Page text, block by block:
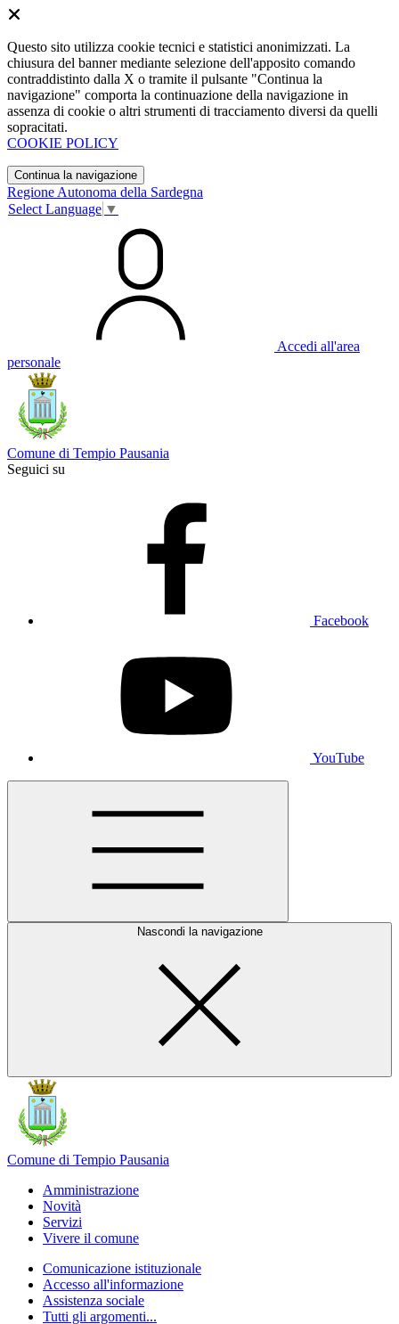
Questo sito utilizza cookie tecnici e statistici anonimizzati. La
chiusura del banner mediante selezione dell'apposito comando
contraddistinto dalla X o tramite il pulsante "Continua la
navigazione" comporta la continuazione della navigazione in
assenza di cookie o altri strumenti di tracciamento diversi da quelli
sopracitati.
COOKIE POLICY
Continua la navigazione
Regione Autonoma della Sardegna
Select Language ▼
Accedi all'area
personale
Comune di Tempio Pausania
Seguici su
Facebook
YouTube
Nascondi la navigazione
Comune di Tempio Pausania
Amministrazione
Novità
Servizi
Vivere il comune
Comunicazione istituzionale
Accesso all'informazione
Assistenza sociale
Tutti gli argomenti...